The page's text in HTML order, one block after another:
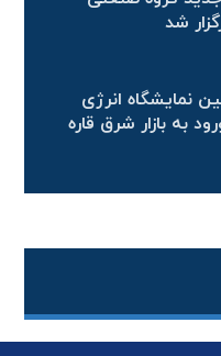
شد
نمایشگاه انرژی
برای ورود به بازار شرق قاره